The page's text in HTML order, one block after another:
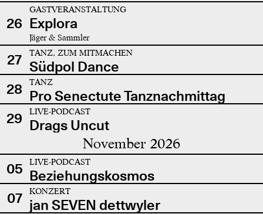
26
GASTVERANSTALTUNG
Explora
Jäger & Sammler
27 TANZ, ZUM MITMACHEN
Südpol Dance
28
TANZ
Pro Senectute Tanznachmittag
29
LIVE-PODCAST
Drags Uncut
November 2026
05 LIVE-PODCAST
Beziehungskosmos
07
KONZERT
jan SEVEN dettwyler